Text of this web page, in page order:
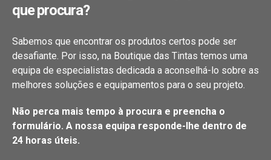
que procura?
Sabemos que encontrar os produtos certos pode ser
desafiante. Por isso, na Boutique das Tintas temos uma
equipa de especialistas dedicada a aconselhá-lo sobre as
melhores soluções e equipamentos para o seu projeto.
Não perca mais tempo à procura e preencha o
formulário. A nossa equipa responde-lhe dentro de
24 horas úteis.